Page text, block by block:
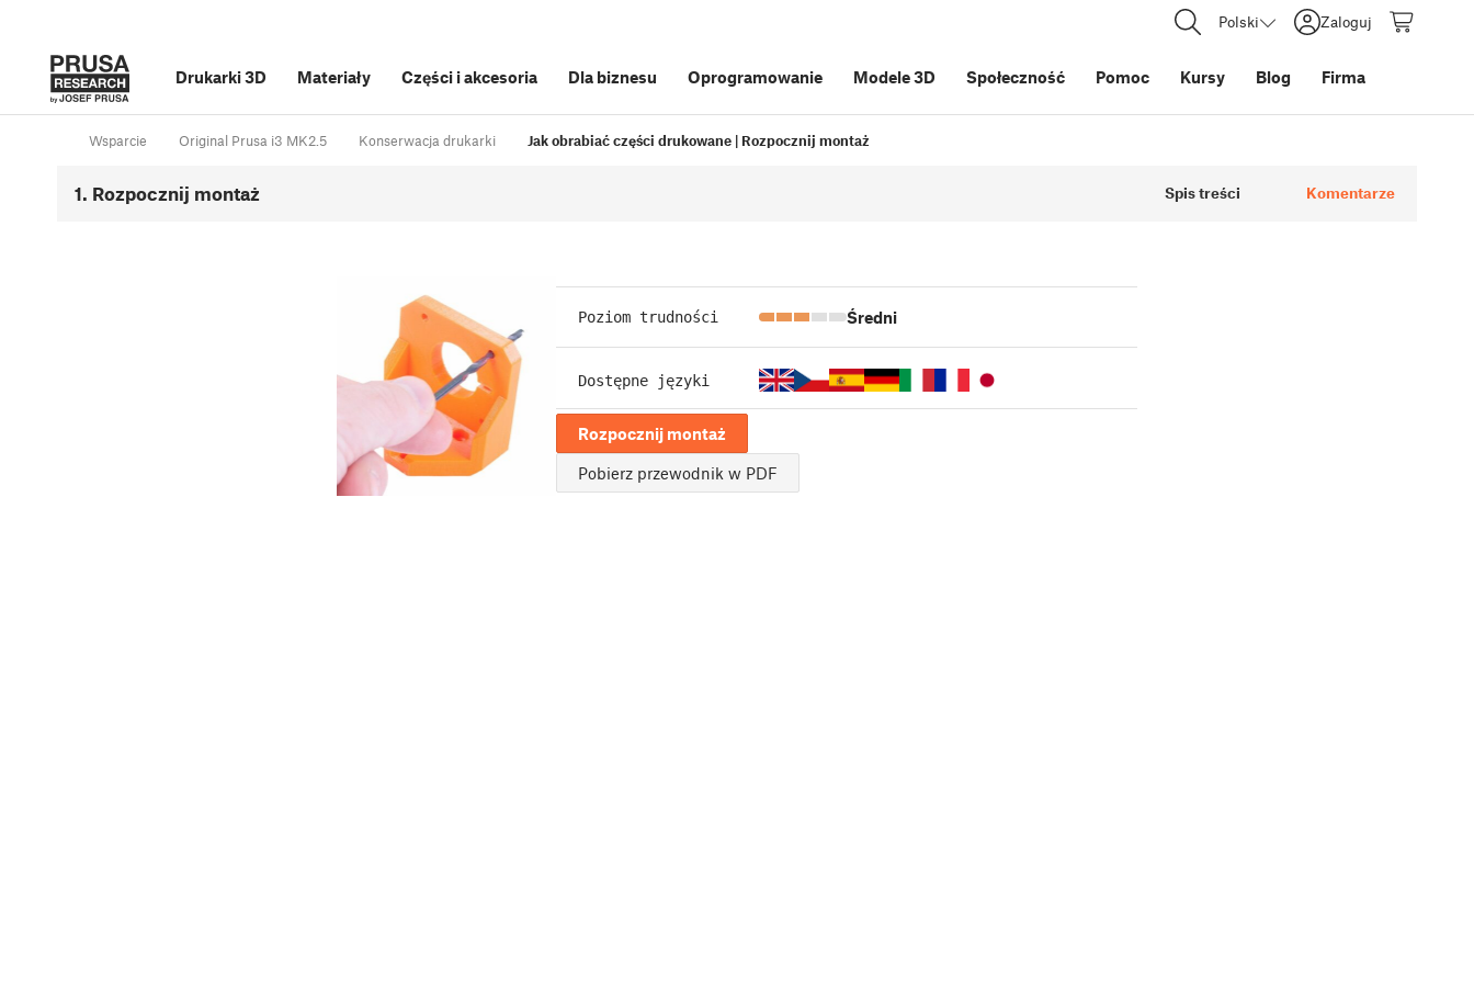
Polski Zaloguj
Drukarki 3D Materiały Części i akcesoria Dla biznesu Oprogramowanie Modele 3D Społeczność Pomoc Kursy Blog Firma
Wsparcie Original Prusa i3 MK2.5 Konserwacja drukarki Jak obrabiać części drukowane | Rozpocznij montaż
1. Rozpocznij montaż Spis treści Komentarze
Poziom trudności Średni
Dostępne języki
Rozpocznij montaż
Pobierz przewodnik w PDF